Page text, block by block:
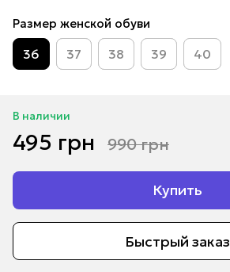
Размер женской обуви
36 37 38 39 40
В наличии
495 грн 990 грн
Купить
Быстрый заказ